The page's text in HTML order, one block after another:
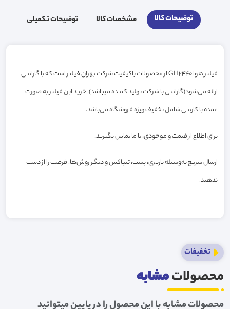
توضیحات کالا مشخصات کالا توضیحات تکمیلی
فیلتر هوا GH2440 از محصولات باکیفیت شرکت بهران فیلتر است که با گارانتی
ارائه می‌شود(گارانتی با شرکت تولید کننده میباشد). خرید این فیلتر به صورت
عمده یا کارتنی شامل تخفیف ویژه فروشگاه می‌باشد.
برای اطلاع از قیمت و موجودی، با ما تماس بگیرید.
ارسال سریع به‌وسیله باربری، پست، تیپاکس و دیگر روش‌ها! فرصت را از دست
ندهید!
تخفیفات
محصولاتمشابه
محصولات مشابه با این محصول را در پایین میتوانید